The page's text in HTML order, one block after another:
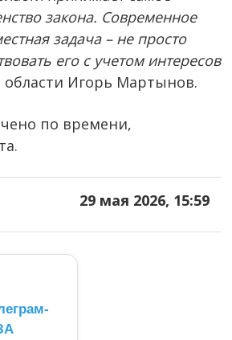
закона. Современное
задача – не просто
его с учетом интересов
области Игорь Мартынов.
по времени,
29 мая 2026, 15:59